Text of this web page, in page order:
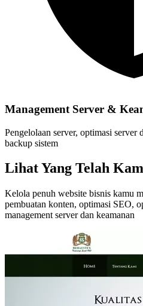
Management Server &
Pengelolaan server, optimasi server
backup sistem
Lihat Yang Telah
Kelola penuh website bisnis kamu
pembuatan konten, optimasi SEO,
management server dan keamanan